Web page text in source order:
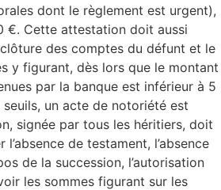
dont le règlement est urgent),
€. Cette attestation doit aussi
des comptes du défunt et le
y figurant, dès lors que le montant
par la banque est inférieur à 5
un acte de notoriété est
signée par tous les héritiers, doit
de testament, l’absence
de la succession, l’autorisation
les sommes figurant sur les